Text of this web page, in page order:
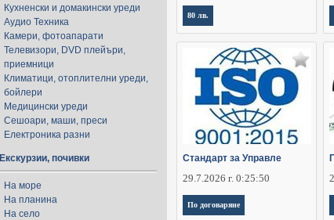
Кухненски и домакински уреди
Аудио Техника
Камери, фотоапарати
Телевизори, DVD плейъри,
приемници
Климатици, отоплителни уреди,
бойлери
Медицински уреди
Сешоари, маши, преси
Електроника разни
Екскурзии, почивки
На море
На планина
На село
80 лв.
Стандарт за Управле
29.7.2026 г. 0:25:50
По договаряне